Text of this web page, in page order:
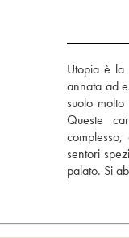
Utopia è la
annata ad
suolo
Queste
sentori
palato. Si